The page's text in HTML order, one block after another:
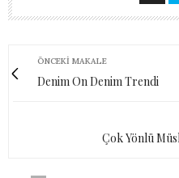
ÖNCEKI MAKALE
Denim On Denim Trendi
Çok Yönlü